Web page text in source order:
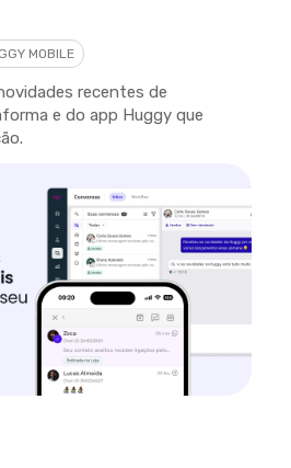
MOBILE
recentes de
e do app Huggy que